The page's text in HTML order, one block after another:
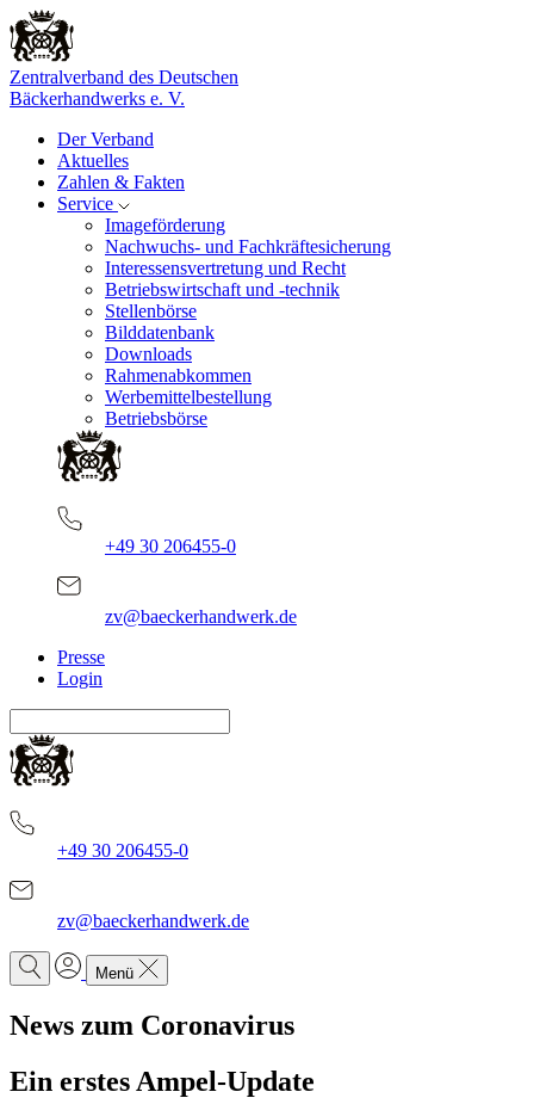
Zentralverband des Deutschen
Bäckerhandwerks e. V.
Der Verband
Aktuelles
Zahlen & Fakten
Service
Imageförderung
Nachwuchs- und Fachkräftesicherung
Interessensvertretung und Recht
Betriebswirtschaft und -technik
Stellenbörse
Bilddatenbank
Downloads
Rahmenabkommen
Werbemittelbestellung
Betriebsbörse
+49 30 206455-0
zv@baeckerhandwerk.de
Presse
Login
+49 30 206455-0
zv@baeckerhandwerk.de
Menü
News zum Coronavirus
Ein erstes Ampel-Update